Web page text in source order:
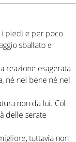
piedi e per poco
sballato e
reazione esagerata
né nel bene né nel
non da lui. Col
delle serate
tuttavia non